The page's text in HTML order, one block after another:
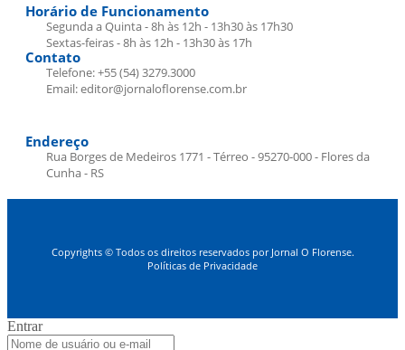
Horário de Funcionamento
Segunda a Quinta - 8h às 12h - 13h30 às 17h30
Sextas-feiras - 8h às 12h - 13h30 às 17h
Contato
Telefone: +55 (54) 3279.3000
Email: editor@jornaloflorense.com.br
Endereço
Rua Borges de Medeiros 1771 - Térreo - 95270-000 - Flores da
Cunha - RS
Copyrights © Todos os direitos reservados por Jornal O Florense.
Políticas de Privacidade
Entrar